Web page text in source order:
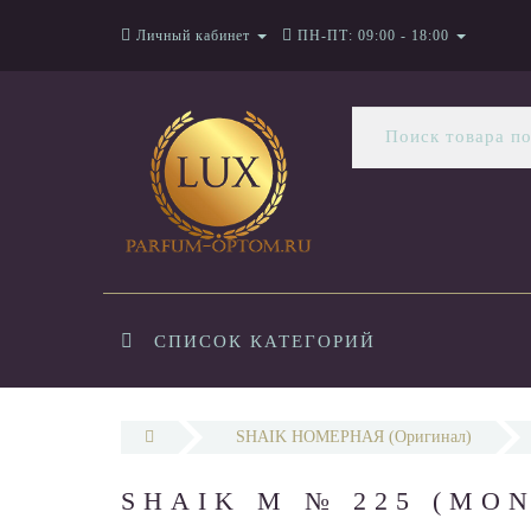
Личный кабинет ПН-ПТ: 09:00 - 18:00
СПИСОК КАТЕГОРИЙ
SHAIK НОМЕРНАЯ (Оригинал)
SHAIK M № 225